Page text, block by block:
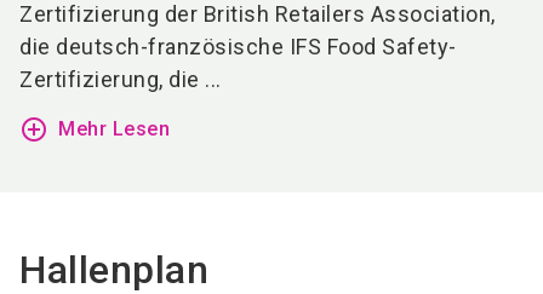
Zertifizierung der British Retailers Association,
die deutsch-französische IFS Food Safety-
Zertifizierung, die ...
add_circle_outline Mehr Lesen
Hallenplan